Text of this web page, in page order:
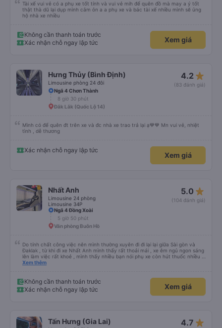
Tài xế vui vẻ có a phụ xe tốt tính và vui vẻ mih để quên đồ mà may a ý tốt
thật thà dũ lại dụp mình cảm ỏn a a phụ xe và bác tài xế nhiều mình sẽ ủng
hộ nhà xe nhiều
Không cần thanh toán trước
Xác nhận chỗ ngay lập tức
Xem giá
Hưng Thủy (Bình Định)
Limousine phòng 24 đôi
4.2 star_rate
(83 đánh giá)
Ngã 4 Chơn Thành
8 giờ 30 phút
Đắk Lắk (Quốc Lộ 14)
Mình có để quên đt trên xe và đc nhà xe trao trả lại ạ💙💙 Mn vui vẻ, nhiệt
tình , dễ thương
Xác nhận chỗ ngay lập tức
Xem giá
Nhất Anh
Limousine 24 phòng
Limousine 34P
5.0 star_rate
(104 đánh giá)
Ngã 4 Đồng Xoài
5 giờ 50 phút
Văn phòng Buôn Hồ
Do tính chất công việc nên mình thường xuyên đi đi lại lại giữa Sài gòn và
Đaklak , từ khi đi xe Nhất Anh mình thấy rất thoải mái , xe êm ngủ ngon sáng
lên làm việc rất khoẻ , mình thấy nhiều bạn nói phụ xe còn hút thuốc nhiều ,
mình thấy phụ cũng có hút nhưng các bạn ấy cũng để khói ngay chỗ hut
Xem thêm
Không cần thanh toán trước
Xác nhận chỗ ngay lập tức
Xem giá
Tấn Hưng (Gia Lai) 4.7 star_rate